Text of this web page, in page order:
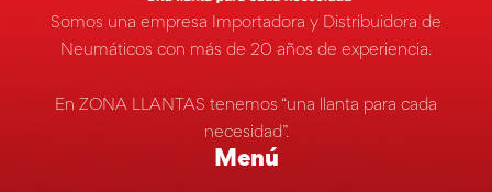
Somos una empresa Importadora y Distribuidora de
Neumáticos con más de 20 años de experiencia.
En ZONA LLANTAS tenemos “una llanta para cada
necesidad”.
Menú